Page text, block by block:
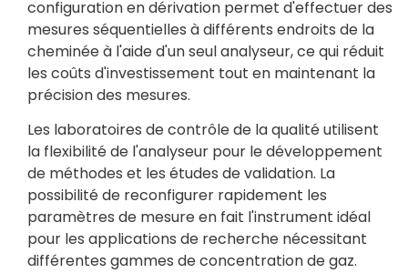
configuration en dérivation permet d'effectuer des
mesures séquentielles à différents endroits de la
cheminée à l'aide d'un seul analyseur, ce qui réduit
les coûts d'investissement tout en maintenant la
précision des mesures.
Les laboratoires de contrôle de la qualité utilisent
la flexibilité de l'analyseur pour le développement
de méthodes et les études de validation. La
possibilité de reconfigurer rapidement les
paramètres de mesure en fait l'instrument idéal
pour les applications de recherche nécessitant
différentes gammes de concentration de gaz.